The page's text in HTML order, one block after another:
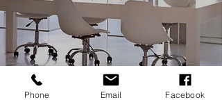
Phone Email Facebook